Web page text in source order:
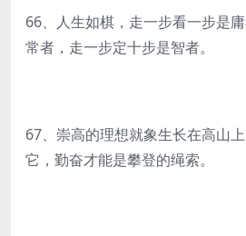
66、人生如棋，走一步看一步是
常者，走一步定十步是智者。
67、崇高的理想就象生长在高山
它，勤奋才能是攀登的绳索。